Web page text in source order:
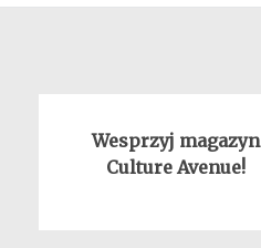
Wesprzyj magazyn
Culture Avenue!